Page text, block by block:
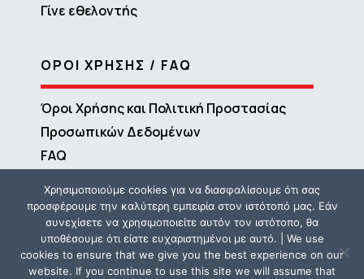
Γίνε εθελοντής
ΟΡΟΙ ΧΡΗΣΗΣ / FAQ
Όροι Χρήσης και Πολιτική Προστασίας
Προσωπικών Δεδομένων
FAQ
Χρησιμοποιούμε cookies για να διασφαλίσουμε ότι σας
προσφέρουμε την καλύτερη εμπειρία στον ιστότοπό μας. Εάν
συνεχίσετε να χρησιμοποιείτε αυτόν τον ιστότοπο, θα
υποθέσουμε ότι είστε ευχαριστημένοι με αυτό. | We use
cookies to ensure that we give you the best experience on our
website. If you continue to use this site we will assume that